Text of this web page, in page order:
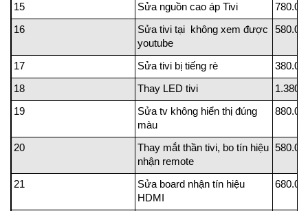
15 Sửa nguồn cao áp Tivi
16
Sửa tivi tại không xem được
youtube
17 Sửa tivi bị tiếng rè
18 Thay LED tivi
19
Sửa tv không hiển thị đúng
màu
20
Thay mắt thần tivi, bo tín hiệu
nhận remote
21
Sửa board nhận tín hiệu
HDMI